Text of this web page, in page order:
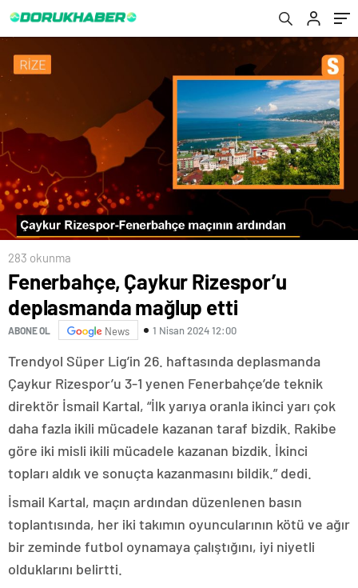
283 okunma
Fenerbahçe, Çaykur Rizespor’u
deplasmanda mağlup etti
ABONE OL News 1 Nisan 2024 12:00
Trendyol Süper Lig’in 26. haftasında deplasmanda
Çaykur Rizespor’u 3-1 yenen Fenerbahçe’de teknik
direktör İsmail Kartal, “İlk yarıya oranla ikinci yarı çok
daha fazla ikili mücadele kazanan taraf bizdik. Rakibe
göre iki misli ikili mücadele kazanan bizdik. İkinci
topları aldık ve sonuçta kazanmasını bildik.” dedi.
İsmail Kartal, maçın ardından düzenlenen basın
toplantısında, her iki takımın oyuncularının kötü ve ağır
bir zeminde futbol oynamaya çalıştığını, iyi niyetli
olduklarını belirtti.